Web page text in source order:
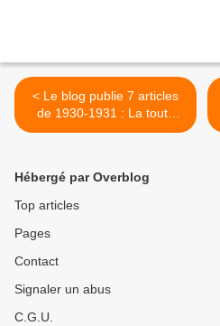
< Le blog publie 7 articles
de 1930-1931 : La toute
nouvelle littérature russe.
Hébergé par Overblog
Top articles
Pages
Contact
Signaler un abus
C.G.U.